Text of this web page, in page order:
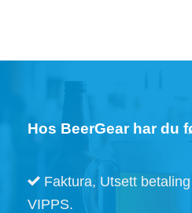
kan
Hos BeerGear har du
Faktura, Utsett
VIPPS.